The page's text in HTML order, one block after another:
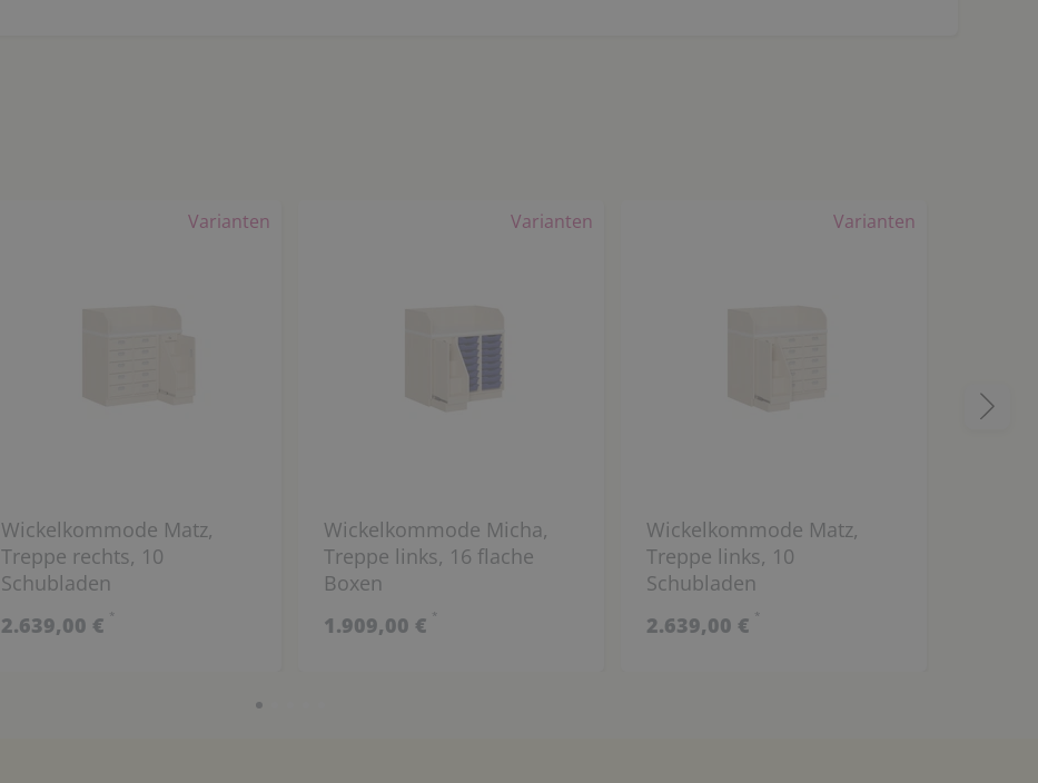
Varianten
Wickelkommode Matz,
Treppe rechts, 10
Schubladen
2.639,00 € *
Varianten
Wickelkommode Micha,
Treppe links, 16 flache
Boxen
1.909,00 € *
Varianten
Wickelkommode Matz,
Treppe links, 10
Schubladen
2.639,00 € *